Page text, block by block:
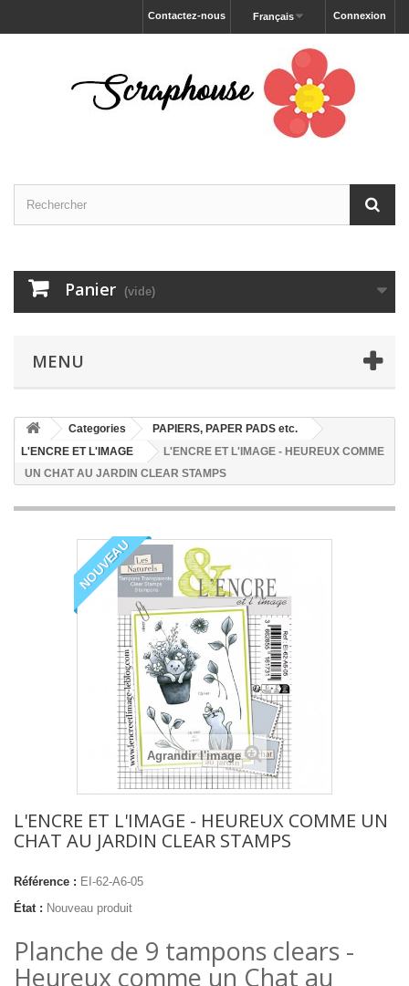
Connexion
Français
Contactez-nous
Panier (vide)
MENU
Categories
PAPIERS, PAPER PADS etc.
L'ENCRE ET L'IMAGE
L'ENCRE ET L'IMAGE - HEUREUX COMME
UN CHAT AU JARDIN CLEAR STAMPS
NOUVEAU
Agrandir l'image
L'ENCRE ET L'IMAGE - HEUREUX COMME UN
CHAT AU JARDIN CLEAR STAMPS
Référence : EI-62-A6-05
État : Nouveau produit
Planche de 9 tampons clears -
Heureux comme un Chat au